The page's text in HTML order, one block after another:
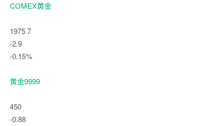
COMEX黄金
1975.7
-2.9
-0.15%
黄金9999
450
-0.88